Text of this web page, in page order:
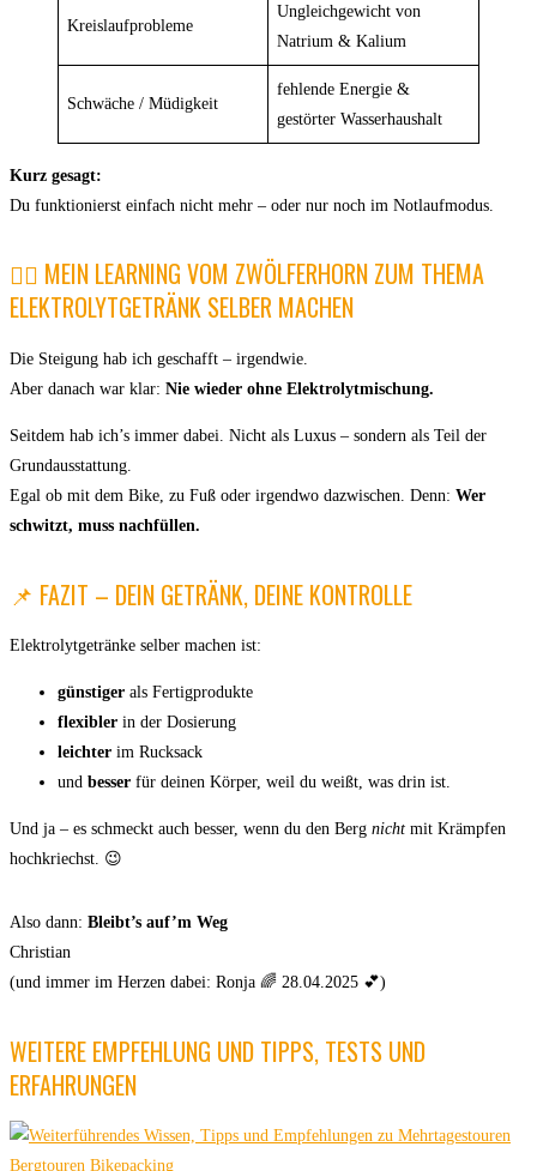
Kreislaufprobleme
Ungleichgewicht von
Natrium & Kalium
Schwäche / Müdigkeit
fehlende Energie &
gestörter Wasserhaushalt
Kurz gesagt:
Du funktionierst einfach nicht mehr – oder nur noch im Notlaufmodus.
🚵‍♂️ MEIN LEARNING VOM ZWÖLFERHORN ZUM THEMA
ELEKTROLYTGETRÄNK SELBER MACHEN
Die Steigung hab ich geschafft – irgendwie.
Aber danach war klar: Nie wieder ohne Elektrolytmischung.
Seitdem hab ich’s immer dabei. Nicht als Luxus – sondern als Teil der
Grundausstattung.
Egal ob mit dem Bike, zu Fuß oder irgendwo dazwischen. Denn: Wer
schwitzt, muss nachfüllen.
📌 FAZIT – DEIN GETRÄNK, DEINE KONTROLLE
Elektrolytgetränke selber machen ist:
günstiger als Fertigprodukte
flexibler in der Dosierung
leichter im Rucksack
und besser für deinen Körper, weil du weißt, was drin ist.
Und ja – es schmeckt auch besser, wenn du den Berg nicht mit Krämpfen
hochkriechst. 😉
Also dann: Bleibt’s auf’m Weg
Christian
(und immer im Herzen dabei: Ronja 🌈 28.04.2025 💕)
WEITERE EMPFEHLUNG UND TIPPS, TESTS UND
ERFAHRUNGEN